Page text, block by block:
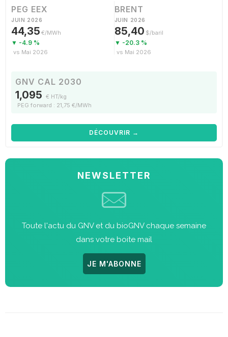
PEG EEX
JUIN 2026
44,35 €/MWh
▼ -4.9 %
vs Mai 2026
BRENT
JUIN 2026
85,40 $/baril
▼ -20.3 %
vs Mai 2026
GNV CAL 2030
1,095 € HT/kg
PEG forward : 21,75 €/MWh
DÉCOUVRIR →
NEWSLETTER
Toute l'actu du GNV et du bioGNV chaque semaine
dans votre boite mail
JE M'ABONNE